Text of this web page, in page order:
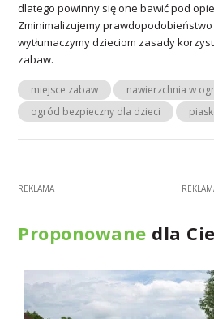
dlatego powinny się one bawić pod
Zminimalizujemy
wytłumaczymy dzieciom zasady
zabaw.
miejsce zabaw
nawierzchnia w
ogród bezpieczny dla dzieci
Proponowane dla